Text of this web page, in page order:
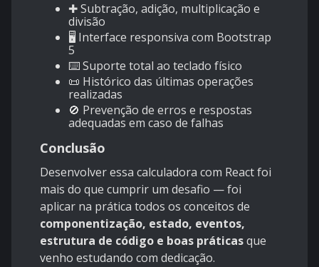
✚ Subtração, adição, multiplicação e
divisão
🖥️ Interface responsiva com Bootstrap
5
⌨️ Suporte total ao teclado físico
📜 Histórico das últimas operações
realizadas
🚫 Prevenção de erros e respostas
adequadas em caso de falhas
Conclusão
Desenvolver essa calculadora com React foi
mais do que cumprir um desafio — foi
aplicar na prática todos os conceitos de
componentização, estado, eventos,
estrutura de código e boas práticasque
venho estudando com dedicação.